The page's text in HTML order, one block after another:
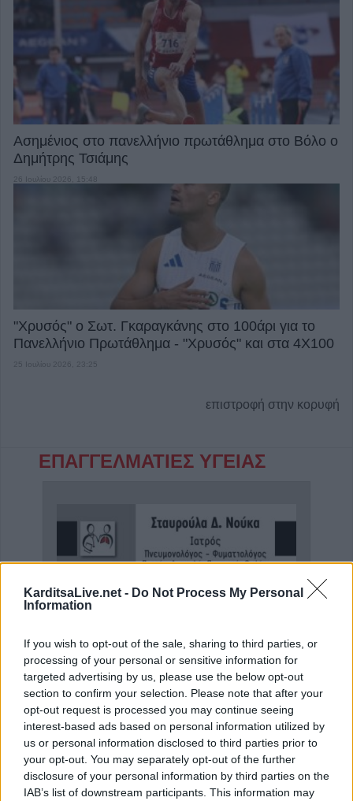
KarditsaLive.net - Do Not Process My Personal
Information
If you wish to opt-out of the sale, sharing to third parties, or
processing of your personal or sensitive information for
targeted advertising by us, please use the below opt-out
section to confirm your selection. Please note that after your
opt-out request is processed you may continue seeing
interest-based ads based on personal information utilized by
us or personal information disclosed to third parties prior to
your opt-out. You may separately opt-out of the further
disclosure of your personal information by third parties on the
IAB’s list of downstream participants. This information may
Ασημένιος στο πανελλήνιο πρωτάθλημα στο Βόλο ο
Δημήτρης Τσιάμης
"Χρυσός" ο Σωτ. Γκαραγκάνης στο 100άρι για το
Πανελλήνιο Πρωτάθλημα - "Χρυσός" και στα 4Χ100
επιστροφή στην κορυφή
ΕΠΑΓΓΕΛΜΑΤΙΕΣ ΥΓΕΙΑΣ
ΑΓΓΕΛΙΕΣ